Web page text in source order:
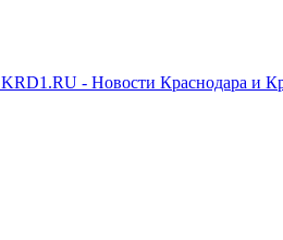
KRD1.RU - Новости Краснодара и